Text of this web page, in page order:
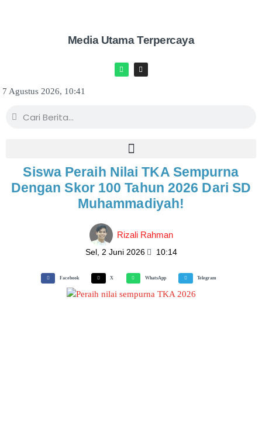
Media Utama Terpercaya
7 Agustus 2026, 10:41
Siswa Peraih Nilai TKA Sempurna
Dengan Skor 100 Tahun 2026 Dari SD
Muhammadiyah!
Rizali Rahman
Sel, 2 Juni 2026 10:14
Facebook X WhatsApp Telegram